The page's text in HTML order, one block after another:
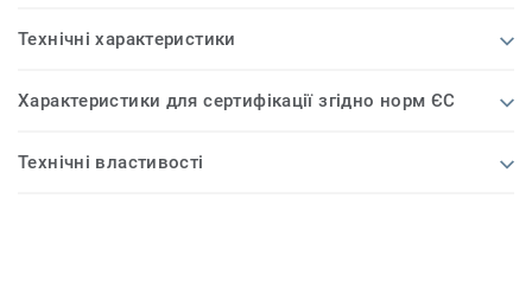
Технічні характеристики
Характеристики для сертифікації згідно норм ЄС
Технічні властивості